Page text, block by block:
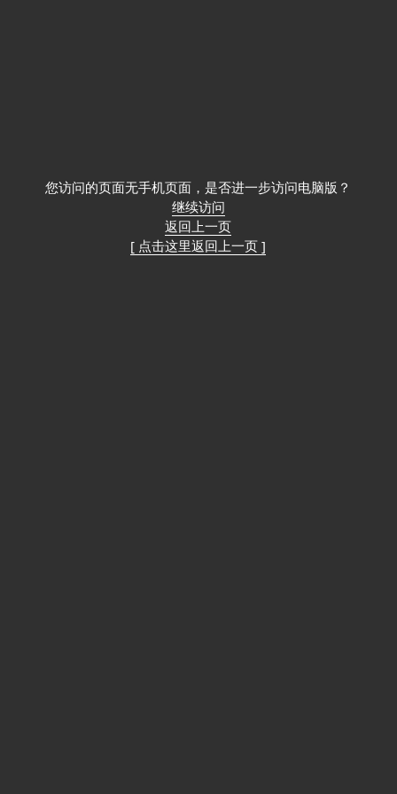
您访问的页面无手机页面，是否进一步访问电脑版？
继续访问
返回上一页
[ 点击这里返回上一页 ]